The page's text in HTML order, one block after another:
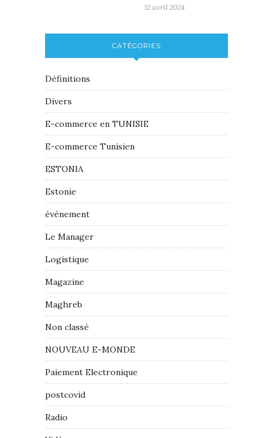
12 avril 2024
CATÉGORIES
Définitions
Divers
E-commerce en TUNISIE
E-commerce Tunisien
ESTONIA
Estonie
événement
Le Manager
Logistique
Magazine
Maghreb
Non classé
NOUVEAU E-MONDE
Paiement Electronique
postcovid
Radio